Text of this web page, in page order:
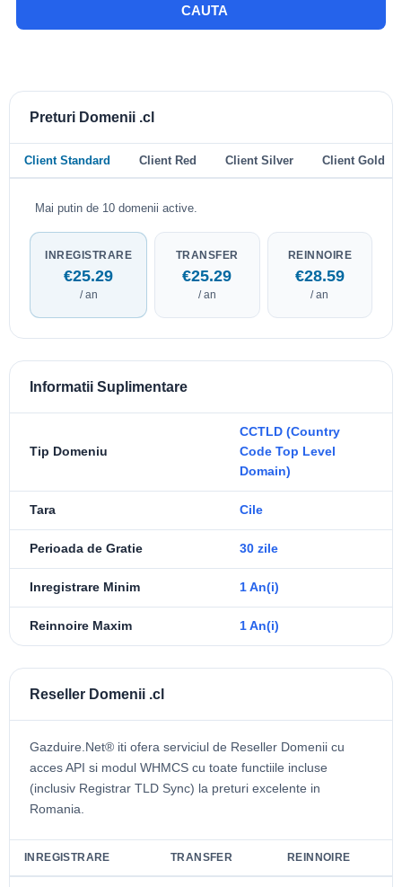
CAUTA
Preturi Domenii .cl
Client Standard Client Red Client Silver Client Gold
Mai putin de 10 domenii active.
INREGISTRARE
€25.29
/ an
TRANSFER
€25.29
/ an
REINNOIRE
€28.59
/ an
Informatii Suplimentare
Tip Domeniu
CCTLD (Country
Code Top Level
Domain)
Tara Cile
Perioada de Gratie 30 zile
Inregistrare Minim 1 An(i)
Reinnoire Maxim 1 An(i)
Reseller Domenii .cl
Gazduire.Net® iti ofera serviciul de Reseller Domenii cu
acces API si modul WHMCS cu toate functiile incluse
(inclusiv Registrar TLD Sync) la preturi excelente in
Romania.
INREGISTRARE TRANSFER REINNOIRE